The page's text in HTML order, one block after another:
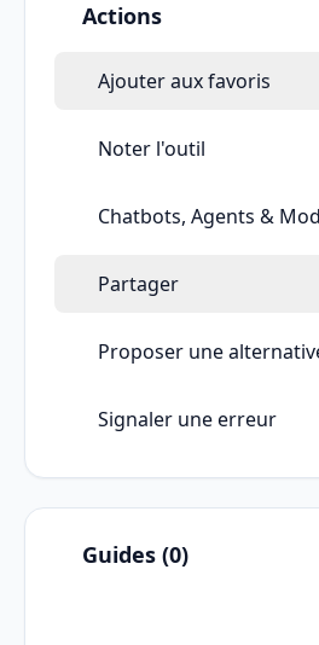
Actions
Ajouter aux favoris
Noter l'outil
Chatbots, Agents &
Partager
Proposer une
Signaler une erreur
Guides (0)